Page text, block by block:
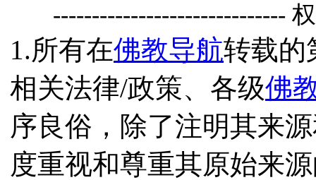
------------------------------
1.所有在佛教导航转载的
相关法律/政策、各级佛
序良俗，除了注明其来
度重视和尊重其原始来